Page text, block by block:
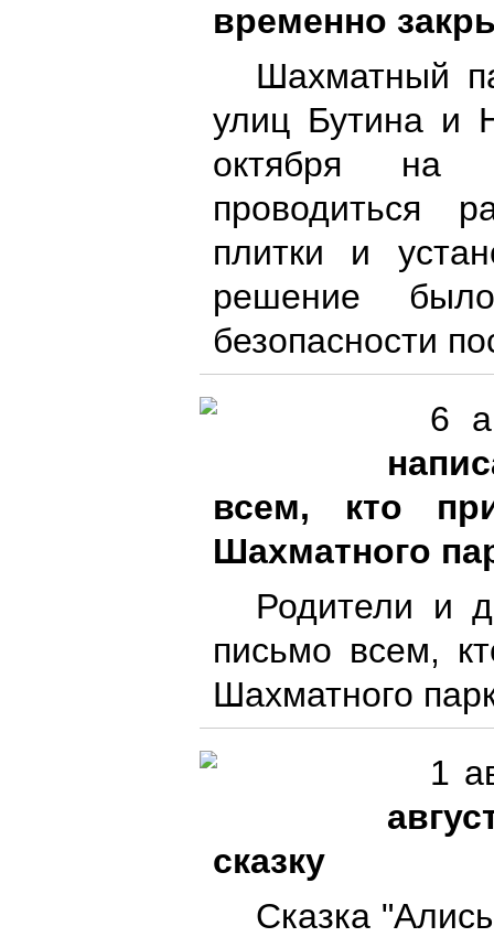
временно
Шахматный
улиц Бутина и
октября на
проводиться
плитки и
решение
безопасности
6
всем, кто
Шахматного
Родители и
письмо всем,
Шахматного
1
сказку
Сказка